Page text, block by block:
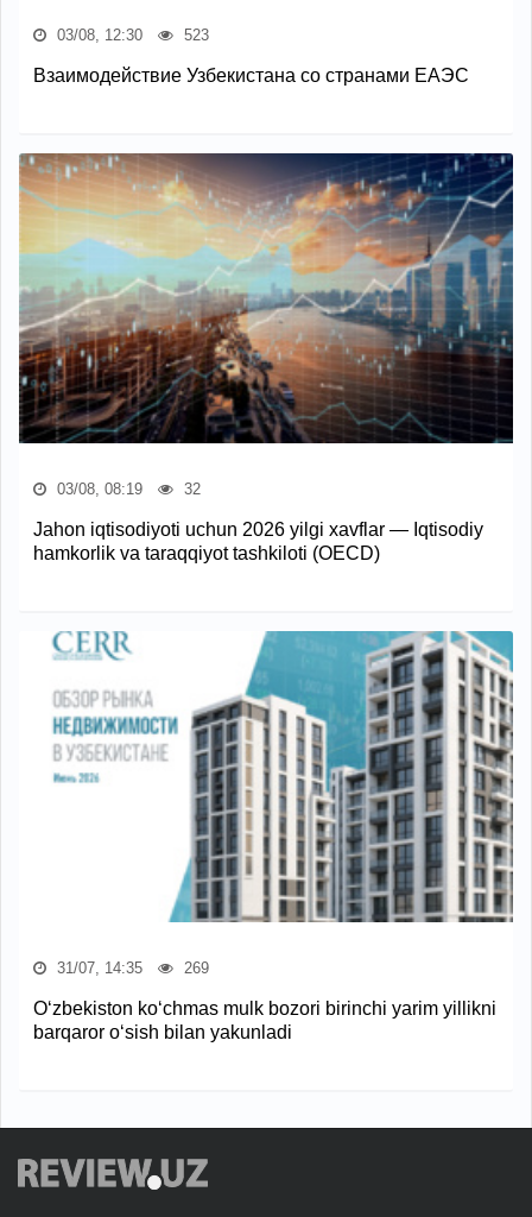
03/08, 12:30 523
Взаимодействие Узбекистана со странами ЕАЭС
03/08, 08:19 32
Jahon iqtisodiyoti uchun 2026 yilgi xavflar — Iqtisodiy
hamkorlik va taraqqiyot tashkiloti (OECD)
31/07, 14:35 269
O‘zbekiston ko‘chmas mulk bozori birinchi yarim yillikni
barqaror o‘sish bilan yakunladi